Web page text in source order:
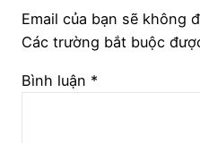
Email của bạn sẽ không
Các trường bắt buộc
Bình luận *